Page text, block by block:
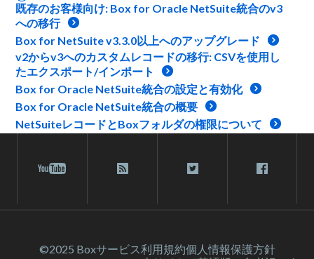
既存のお客様向け: Box for Oracle NetSuite統合のv3
への移行
Box for NetSuite v3.3.0以上へのアップグレード
v2からv3へのカスタムレコードの移行: CSVを使用し
たエクスポート/インポート
Box for Oracle NetSuite統合の設定と有効化
Box for Oracle NetSuite統合の概要
NetSuiteレコードとBoxフォルダの権限について
©2025 Boxサービス利⽤規約個人情報保護方針